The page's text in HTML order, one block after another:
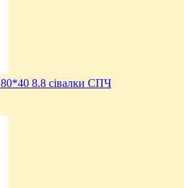
8.8 сівалки СПЧ